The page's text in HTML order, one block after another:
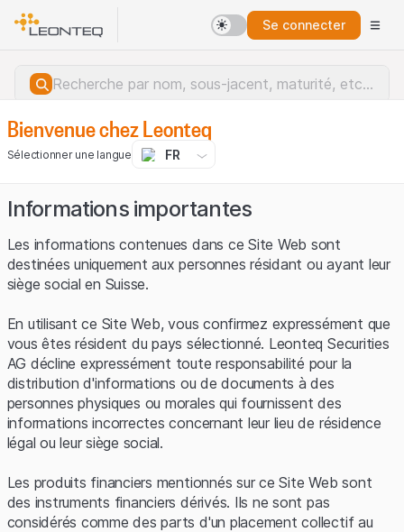
Se connecter
Erreur du serveur.
Bienvenue chez Leonteq
Sélectionner une langue FR
Informations importantes
Les informations contenues dans ce Site Web sont
destinées uniquement aux personnes résidant ou ayant leur
siège social en Suisse.
En utilisant ce Site Web, vous confirmez expressément que
vous êtes résident du pays sélectionné. Leonteq Securities
AG décline expressément toute responsabilité pour la
distribution d'informations ou de documents à des
personnes physiques ou morales qui fournissent des
informations incorrectes concernant leur lieu de résidence
légal ou leur siège social.
Les produits financiers mentionnés sur ce Site Web sont
des instruments financiers dérivés. Ils ne sont pas
considérés comme des parts d'un placement collectif au